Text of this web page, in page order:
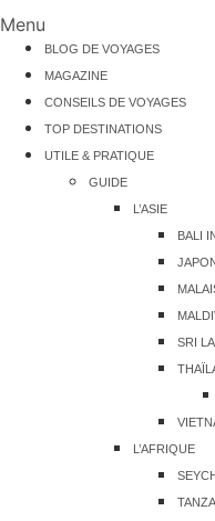
Menu
BLOG DE VOYAGES
MAGAZINE
CONSEILS DE VOYAGES
TOP DESTINATIONS
UTILE & PRATIQUE
GUIDE
L’ASIE
BALI
JAPON
SRI
L’AFRIQUE